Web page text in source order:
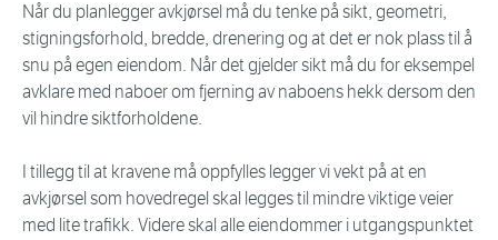
Når du planlegger avkjørsel må du tenke på sikt, geometri,
stigningsforhold, bredde, drenering og at det er nok plass til å
snu på egen eiendom. Når det gjelder sikt må du for eksempel
avklare med naboer om fjerning av naboens hekk dersom den
vil hindre siktforholdene.
I tillegg til at kravene må oppfylles legger vi vekt på at en
avkjørsel som hovedregel skal legges til mindre viktige veier
med lite trafikk. Videre skal alle eiendommer i utgangspunktet